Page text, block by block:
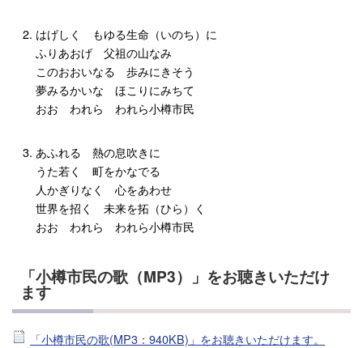
はげしく もゆる生命（いのち）に
ふりあおげ 父祖の山なみ
このおおいなる 歩みにきそう
夢みるかいな ほこりにみちて
おお われら われら小樽市民
あふれる 熱の息吹きに
うた若く 町をかなでる
人かぎりなく 心をあわせ
世界を招く 未来を拓（ひら）く
おお われら われら小樽市民
「小樽市民の歌（MP3）」をお聴きいただけ
ます
「小樽市民の歌(MP3：940KB)」をお聴きいただけます。